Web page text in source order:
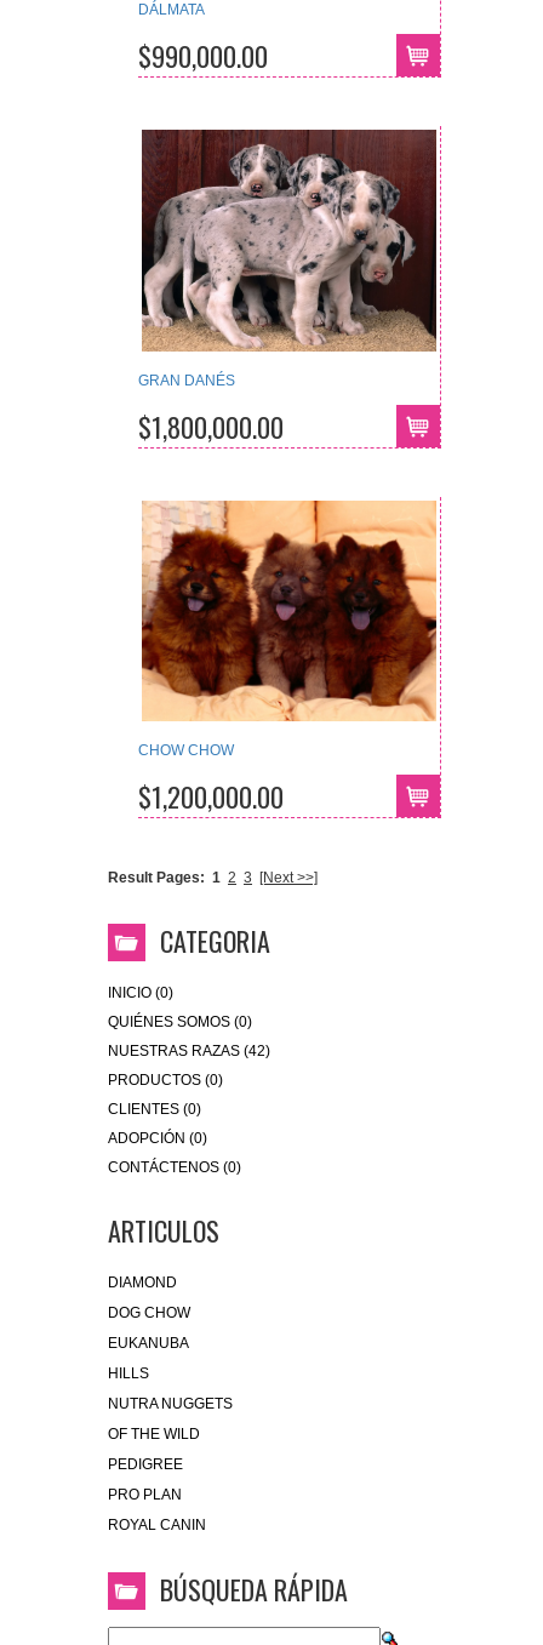
DÁLMATA
$990,000.00
GRAN DANÉS
$1,800,000.00
CHOW CHOW
$1,200,000.00
Result Pages: 1 2 3 [Next >>]
CATEGORIA
INICIO (0)
QUIÉNES SOMOS (0)
NUESTRAS RAZAS (42)
PRODUCTOS (0)
CLIENTES (0)
ADOPCIÓN (0)
CONTÁCTENOS (0)
ARTICULOS
DIAMOND
DOG CHOW
EUKANUBA
HILLS
NUTRA NUGGETS
OF THE WILD
PEDIGREE
PRO PLAN
ROYAL CANIN
BÚSQUEDA RÁPIDA